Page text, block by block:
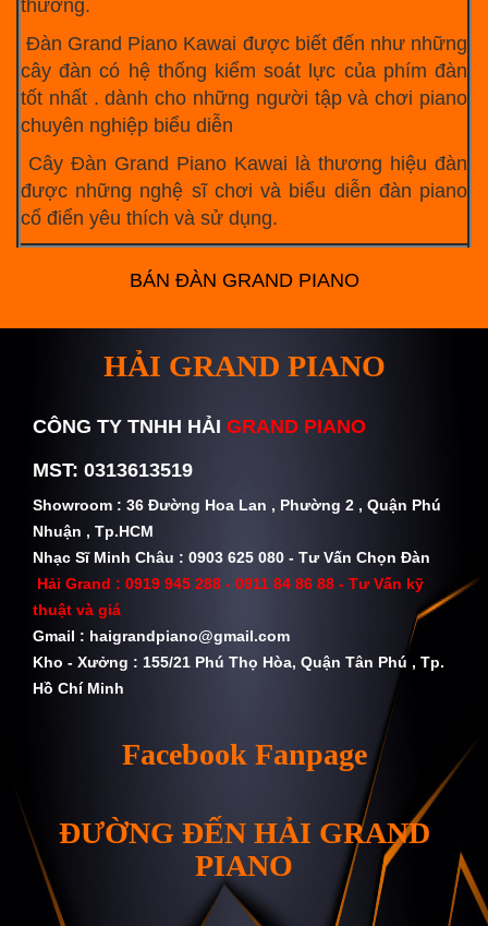
thường.
Đàn Grand Piano Kawai được biết đến như những
cây đàn có hệ thống kiểm soát lực của phím đàn
tốt nhất . dành cho những người tập và chơi piano
chuyên nghiệp biểu diễn
Cây Đàn Grand Piano Kawai là thương hiệu đàn
được những nghệ sĩ chơi và biểu diễn đàn piano
cổ điển yêu thích và sử dụng.
BÁN ĐÀN GRAND PIANO
HẢI GRAND PIANO
CÔNG TY TNHH HẢI GRAND PIANO
MST: 0313613519
Showroom : 36 Đường Hoa Lan , Phường 2 , Quận Phú
Nhuận , Tp.HCM
Nhạc Sĩ Minh Châu : 0903 625 080 - Tư Vấn Chọn Đàn
Hải Grand : 0919 945 288 - 0911 84 86 88 - Tư Vấn kỹ
thuật và giá
Gmail : haigrandpiano@gmail.com
Kho - Xưởng : 155/21 Phú Thọ Hòa, Quận Tân Phú , Tp.
Hồ Chí Minh
Facebook Fanpage
ĐƯỜNG ĐẾN HẢI GRAND
PIANO